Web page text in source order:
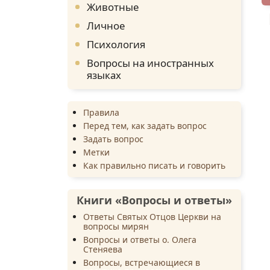
Животные
Личное
Психология
Вопросы на иностранных
языках
Правила
Перед тем, как задать вопрос
Задать вопрос
Метки
Как правильно писать и говорить
Книги «Вопросы и ответы»
Ответы Святых Отцов Церкви на
вопросы мирян
Вопросы и ответы о. Олега
Стеняева
Вопросы, встречающиеся в